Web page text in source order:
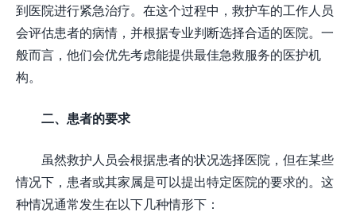
到医院进行紧急治疗。在这个过程中，救护车的工作人员
会评估患者的病情，并根据专业判断选择合适的医院。一
般而言，他们会优先考虑能提供最佳急救服务的医护机
构。
二、患者的要求
虽然救护人员会根据患者的状况选择医院，但在某些
情况下，患者或其家属是可以提出特定医院的要求的。这
种情况通常发生在以下几种情形下：